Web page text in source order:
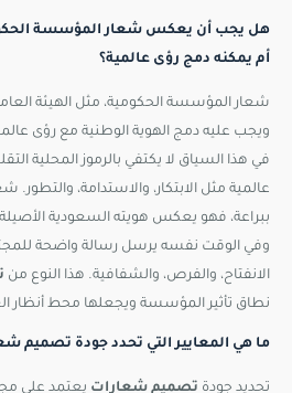
هل يجب أن يعكس شعار المؤسسة
أم يمكنه دمج رؤى عالمية؟
شعار المؤسسة الحكومية، مثل الهيئة
ويجب عليه دمج الهوية الوطنية مع رؤى
في هذا السياق لا يكتفي بالرموز المحلية
عالمية مثل الابتكار، والاستدامة، والتطور.
ببراعة، فهو يعكس هويته السعودية الأصيلة
وفي الوقت نفسه يرسل رسالة واضحة
الانفتاح، والفرص، والشفافية. هذا النوع من
نطاق تأثير المؤسسة ويجعلها محط أنظار
ما هي المعايير التي تحدد جودة تصميم
تحديد جودة تصميم شعارات يعتمد على